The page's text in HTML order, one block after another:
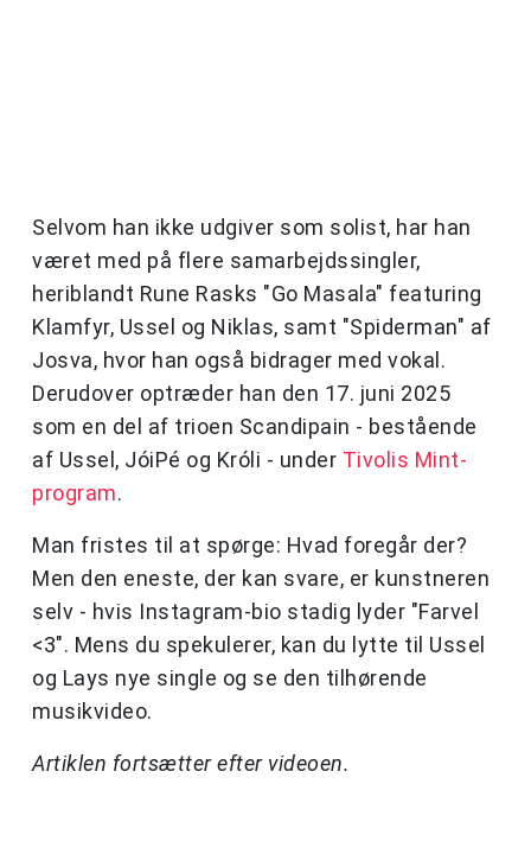
Selvom han ikke udgiver som solist, har han
været med på flere samarbejdssingler,
heriblandt Rune Rasks "Go Masala" featuring
Klamfyr, Ussel og Niklas, samt "Spiderman" af
Josva, hvor han også bidrager med vokal.
Derudover optræder han den 17. juni 2025
som en del af trioen Scandipain - bestående
af Ussel, JóiPé og Króli - under Tivolis Mint-
program.
Man fristes til at spørge: Hvad foregår der?
Men den eneste, der kan svare, er kunstneren
selv - hvis Instagram-bio stadig lyder "Farvel
<3". Mens du spekulerer, kan du lytte til Ussel
og Lays nye single og se den tilhørende
musikvideo.
Artiklen fortsætter efter videoen.